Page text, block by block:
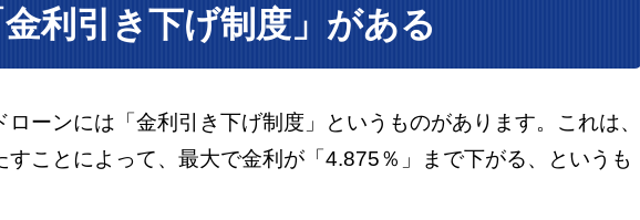
利引き下げ制度」がある
ローンには「金利引き下げ制度」というものがあります。これは、
すことによって、最大で金利が「4.875％」まで下がる、というも